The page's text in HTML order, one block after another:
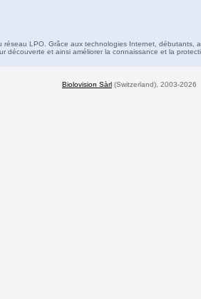
LPO. Grâce aux technologies Internet, débutants,
découverte et ainsi améliorer la connaissance et la
Biolovision Sàrl (Switzerland), 2003-2026